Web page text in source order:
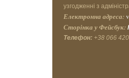
узгодженні з
Електронна адреса:
Сторінка у Фейсбук:
Телефон: +38 066